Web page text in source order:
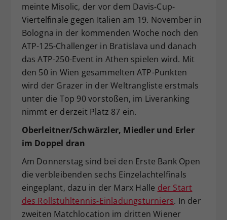
meinte Misolic, der vor dem Davis-Cup-
Viertelfinale gegen Italien am 19. November in
Bologna in der kommenden Woche noch den
ATP-125-Challenger in Bratislava und danach
das ATP-250-Event in Athen spielen wird. Mit
den 50 in Wien gesammelten ATP-Punkten
wird der Grazer in der Weltrangliste erstmals
unter die Top 90 vorstoßen, im Liveranking
nimmt er derzeit Platz 87 ein.
Oberleitner/Schwärzler, Miedler und Erler
im Doppel dran
Am Donnerstag sind bei den Erste Bank Open
die verbleibenden sechs Einzelachtelfinals
eingeplant, dazu in der Marx Halle der Start
des Rollstuhltennis-Einladungsturniers. In der
zweiten Matchlocation im dritten Wiener